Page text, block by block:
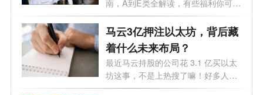
南，A到E类全解读，有些福利你可能
根本不...
马云3亿押注以太坊，背后藏
着什么未来布局？
最近马云持股的公司花 3.1 亿买以太
坊这事，不是上热搜了嘛！好多人都
纳闷...